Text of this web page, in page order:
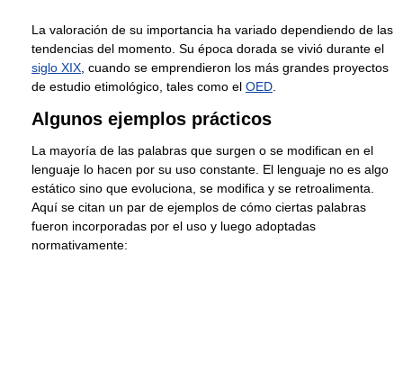
La valoración de su importancia ha variado dependiendo de las
tendencias del momento. Su época dorada se vivió durante el
siglo XIX , cuando se emprendieron los más grandes proyectos
de estudio etimológico, tales como el OED
Algunos ejemplos prácticos
La mayoría de las palabras que surgen o se modifican en el
lenguaje lo hacen por su uso constante. El lenguaje no es algo
estático sino que evoluciona, se modifica y se retroalimenta.
Aquí se citan un par de ejemplos de cómo ciertas palabras
fueron incorporadas por el uso y luego adoptadas
normativamente: